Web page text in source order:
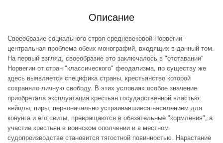
Описание
Своеобразие социального строя средневековой Норвегии -
центральная проблема обеих монографий, входящих в данный том.
На первый взгляд, своеобразие это заключалось в "отставании"
Норвегии от стран "классического" феодализма, по существу же
здесь выявляется специфика страны, крестьянство которой
сохраняло личную свободу. В этих условиях особое значение
приобретала эксплуатация крестьян государственной властью:
вейцлы, пиры, первоначально устраивавшиеся населением для
конунга и его свиты, превращаются в обязательные "кормления", а
участие крестьян в воинском ополчении и в местном
судопроизводстве становится тягостной повинностью. Нарастание